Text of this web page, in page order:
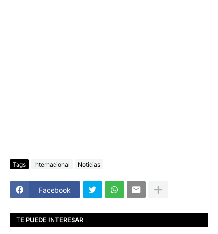
Tags Internacional Noticias
Facebook
TE PUEDE INTERESAR